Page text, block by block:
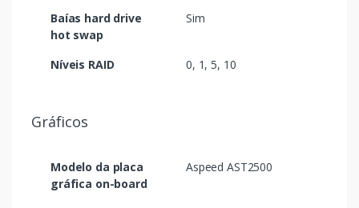
Baías hard drive
hot swap
Sim
Níveis RAID 0, 1, 5, 10
Gráficos
Modelo da placa
gráfica on-board
Aspeed AST2500